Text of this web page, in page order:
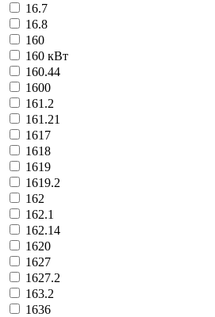
16.7
16.8
160
160 кВт
160.44
1600
161.2
161.21
1617
1618
1619
1619.2
162
162.1
162.14
1620
1627
1627.2
163.2
1636